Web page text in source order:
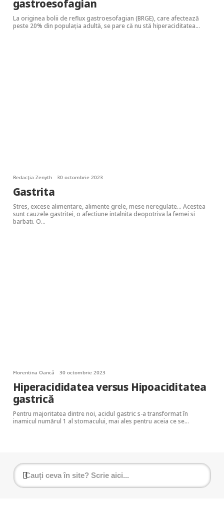
gastroesofagian
La originea bolii de reflux gastroesofagian (BRGE), care afectează
peste 20% din populația adultă, se pare că nu stă hiperaciditatea…
Redacția Zenyth 30 octombrie 2023
Gastrita
Stres, excese alimentare, alimente grele, mese neregulate… Acestea
sunt cauzele gastritei, o afectiune intalnita deopotriva la femei si
barbati. O…
Florentina Oancă 30 octombrie 2023
Hiperacididatea versus Hipoaciditatea
gastrică
Pentru majoritatea dintre noi, acidul gastric s-a transformat în
inamicul numărul 1 al stomacului, mai ales pentru aceia ce se…